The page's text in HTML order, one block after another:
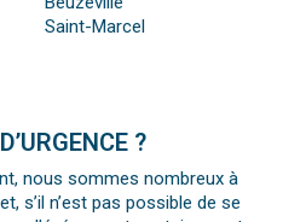
Saint-Marcel
?
nous sommes nombreux à
s’il n’est pas possible de se